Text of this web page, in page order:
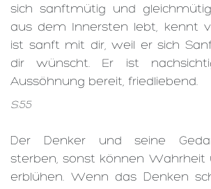
sich sanftmütig und
aus dem Innersten lebt, kennt
ist sanft mit dir, weil er sich
dir wünscht. Er ist
Aussöhnung bereit, friedliebend.
S.55
Der Denker und seine
sterben, sonst können Wahrheit
erblühen. Wenn das Denken